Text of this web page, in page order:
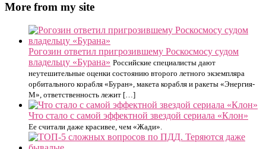
More from my site
Рогозин ответил пригрозившему Роскосмосу судом
владельцу «Бурана» Российские специалисты дают
неутешительные оценки состоянию второго летного экземпляра
орбитального корабля «Буран», макета корабля и ракеты «Энергия-
М», ответственность лежит […]
Что стало с самой эффектной звездой сериала «Клон»
Ее считали даже красивее, чем «Жади».